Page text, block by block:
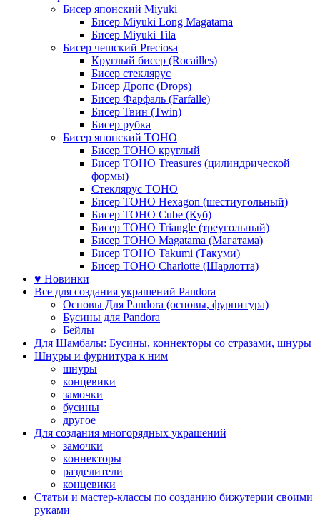
Бисер японский Miyuki
Бисер Miyuki Long Magatama
Бисер Miyuki Tila
Бисер чешский Preciosa
Круглый бисер (Rocailles)
Бисер стеклярус
Бисер Дропс (Drops)
Бисер Фарфаль (Farfalle)
Бисер Твин (Twin)
Бисер рубка
Бисер японский TOHO
Бисер TOHO круглый
Бисер TOHO Treasures (цилиндрической
формы)
Стеклярус TOHO
Бисер TOHO Hexagon (шестиугольный)
Бисер TOHO Cube (Куб)
Бисер TOHO Triangle (треугольный)
Бисер TOHO Magatama (Магатама)
Бисер TOHO Takumi (Такуми)
Бисер TOHO Charlotte (Шарлотта)
♥ Новинки
Все для создания украшений Pandora
Основы Для Pandora (основы, фурнитура)
Бусины для Pandora
Бейлы
Для Шамбалы: Бусины, коннекторы со стразами, шнуры
Шнуры и фурнитура к ним
шнуры
концевики
замочки
бусины
другое
Для создания многорядных украшений
замочки
коннекторы
разделители
концевики
Статьи и мастер-классы по созданию бижутерии своими
руками